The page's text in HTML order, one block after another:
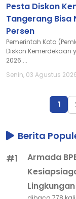
Pesta Diskon
Tangerang Bisa
Persen
Pemerintah Kota
Diskon
2026....
Senin, 03 Agustus
1
Berita
#1
Armada
Lingkungan